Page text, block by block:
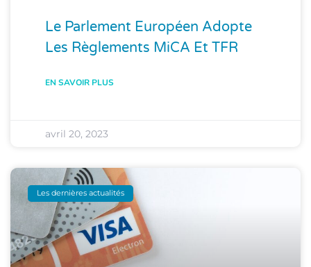
Le Parlement Européen Adopte
Les Règlements MiCA Et TFR
EN SAVOIR PLUS
avril 20, 2023
Les dernières actualités